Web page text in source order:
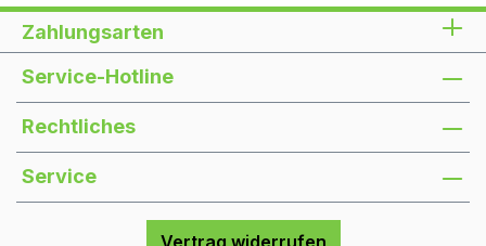
Zahlungsarten
Service-Hotline
Rechtliches
Service
Vertrag widerrufen